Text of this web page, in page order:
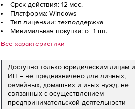
Срок действия: 12 мес.
Платформа: Windows
Тип лицензии: техподдержка
Минимальная покупка: от 1 шт.
Все характеристики
Доступно только юридическим лицам и
ИП – не предназначено для личных,
семейных, домашних и иных нужд, не
связанных с осуществлением
предпринимательской деятельности